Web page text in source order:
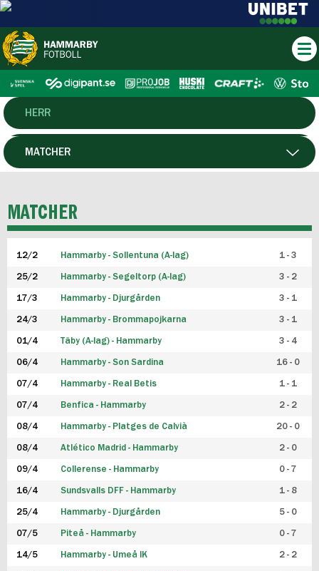
HERR
DAM
P19
F19
FUTSAL HERR
FUTSAL DAM
MATCHER
MATCHER
12/2 Hammarby - Sollentuna (A-lag) 1 - 3
25/2 Hammarby - Segeltorp (A-lag) 3 - 2
17/3 Hammarby - Djurgården 3 - 1
24/3 Hammarby - Brommapojkarna 3 - 1
01/4 Täby (A-lag) - Hammarby 3 - 4
06/4 Hammarby - Son Sardina 16 - 0
07/4 Hammarby - Real Betis 1 - 1
07/4 Benfica - Hammarby 2 - 2
08/4 Hammarby - Platges de Calvià 20 - 0
08/4 Atlético Madrid - Hammarby 2 - 0
09/4 Collerense - Hammarby 0 - 7
16/4 Sundsvalls DFF - Hammarby 1 - 8
25/4 Hammarby - Djurgården 5 - 0
07/5 Piteå - Hammarby 0 - 7
14/5 Hammarby - Umeå IK 2 - 2